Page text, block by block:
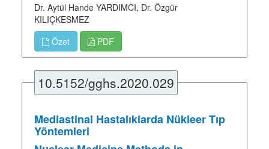
Dr. Aytül Hande YARDIMCI, Dr. Özgür
KILIÇKESMEZ
Özet
PDF
10.5152/gghs.2020.029
Mediastinal Hastalıklarda Nükleer Tıp
Yöntemleri